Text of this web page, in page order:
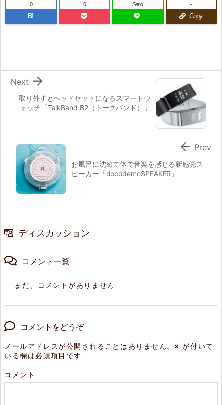
B!
0 0 Send
Copy
-
取り外すとヘッドセットになるスマートウ
ォッチ「TalkBand B2（トークバンド）」

Next
お風呂に沈めて体で音楽を感じる新感覚ス
ピーカー「docodemoSPEAKER」
 Prev
ディスカッション
コメント一覧
まだ、コメントがありません
コメントをどうぞ
メールアドレスが公開されることはありません。※ が付いて
いる欄は必須項目です
コメント